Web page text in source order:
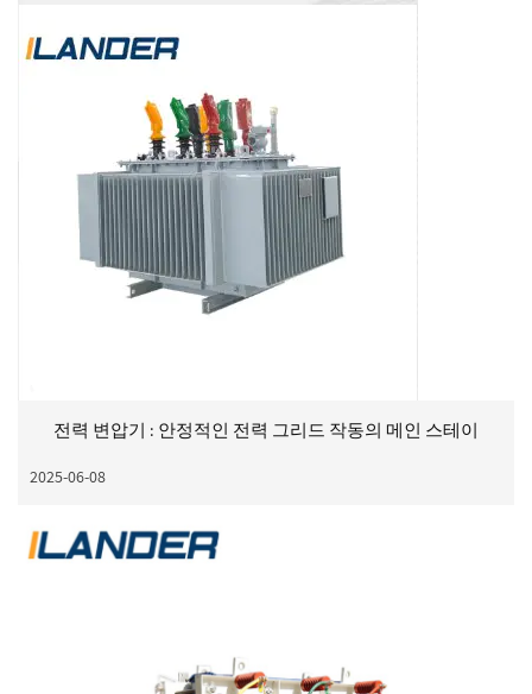
전력 변압기 : 안정적인 전력 그리드 작동의 메인 스테이
2025-06-08